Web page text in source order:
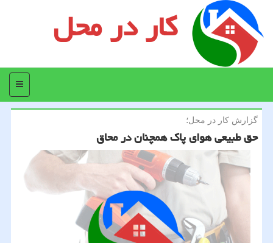
کار در محل
منو
گزارش كار در محل؛
حق طبیعی هوای پاك همچنان در محاق